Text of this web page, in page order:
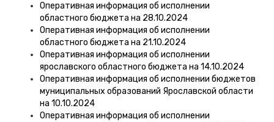
Оперативная информация об исполнении
областного бюджета на 28.10.2024
Оперативная информация об исполнении
областного бюджета на 21.10.2024
Оперативная информация об исполнении
ярославского областного бюджета на 14.10.2024
Оперативная информация об исполнении бюджетов
муниципальных образований Ярославской области
на 10.10.2024
Оперативная информация об исполнении